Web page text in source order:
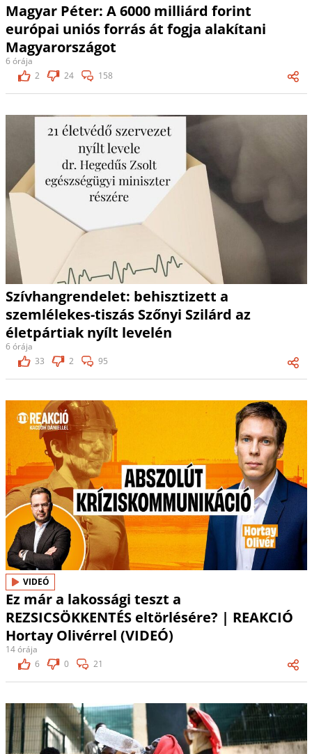
Magyar Péter: A 6000 milliárd forint
európai uniós forrás át fogja alakítani
Magyarországot
6 órája
2
24 158
Szívhangrendelet: behisztizett a
szemlélekes-tiszás Szőnyi Szilárd az
életpártiak nyílt levelén
6 órája
33
2 95
VIDEÓ
Ez már a lakossági teszt a
REZSICSÖKKENTÉS eltörlésére? | REAKCIÓ
Hortay Olivérrel (VIDEÓ)
14 órája
6
0 21